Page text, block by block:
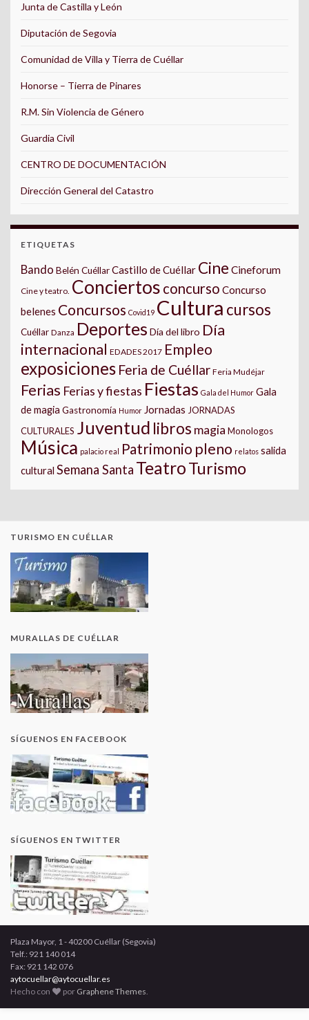
Junta de Castilla y León
Diputación de Segovia
Comunidad de Villa y Tierra de Cuéllar
Honorse – Tierra de Pinares
R.M. Sin Violencia de Género
Guardia Civil
CENTRO DE DOCUMENTACIÓN
Dirección General del Catastro
ETIQUETAS
Bando Belén CuéllarCastillo de Cuéllar Cine Cineforum
Cine y teatro. Conciertos concurso Concurso
belenes Concursos Covid19 Cultura cursos
Cuéllar Danza Deportes Día del libro Día
internacional EDADES 2017 Empleo
exposiciones Feria de Cuéllar Feria Mudéjar
Ferias Ferias y fiestas Fiestas Gala del Humor Gala
de magia Gastronomía Humor Jornadas JORNADAS
CULTURALES Juventud libros magia Monologos
Música palacio real Patrimonio pleno relatos salida
cultural Semana Santa TeatroTurismo
TURISMO EN CUÉLLAR
MURALLAS DE CUÉLLAR
SÍGUENOS EN FACEBOOK
SÍGUENOS EN TWITTER
Plaza Mayor, 1 - 40200 Cuéllar (Segovia)
Telf.: 921 140 014
Fax: 921 142 076
aytocuellar@aytocuellar.es
Hecho con
por Graphene Themes.